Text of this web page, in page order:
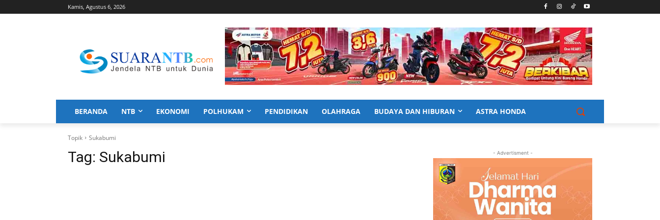
Kamis, Agustus 6, 2026
BERANDA NTB EKONOMI POLHUKAM PENDIDIKAN OLAHRAGA BUDAYA DAN HIBURAN ASTRA HONDA
Topik Sukabumi
Tag: Sukabumi - Advertisment -